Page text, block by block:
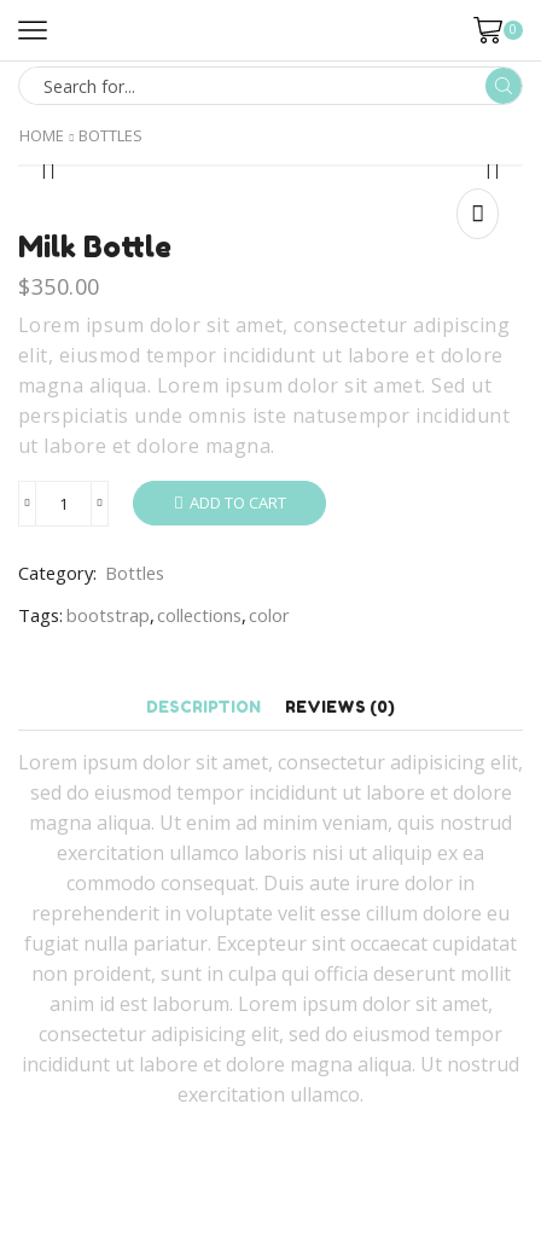
0
HOME BOTTLES
Milk Bottle
$350.00
Lorem ipsum dolor sit amet, consectetur adipiscing
elit, eiusmod tempor incididunt ut labore et dolore
magna aliqua. Lorem ipsum dolor sit amet. Sed ut
perspiciatis unde omnis iste natusempor incididunt
ut labore et dolore magna.
ADD TO CART
Category: Bottles
Tags: bootstrap, collections, color
DESCRIPTION REVIEWS (0)
Lorem ipsum dolor sit amet, consectetur adipisicing elit,
sed do eiusmod tempor incididunt ut labore et dolore
magna aliqua. Ut enim ad minim veniam, quis nostrud
exercitation ullamco laboris nisi ut aliquip ex ea
commodo consequat. Duis aute irure dolor in
reprehenderit in voluptate velit esse cillum dolore eu
fugiat nulla pariatur. Excepteur sint occaecat cupidatat
non proident, sunt in culpa qui officia deserunt mollit
anim id est laborum. Lorem ipsum dolor sit amet,
consectetur adipisicing elit, sed do eiusmod tempor
incididunt ut labore et dolore magna aliqua. Ut nostrud
exercitation ullamco.